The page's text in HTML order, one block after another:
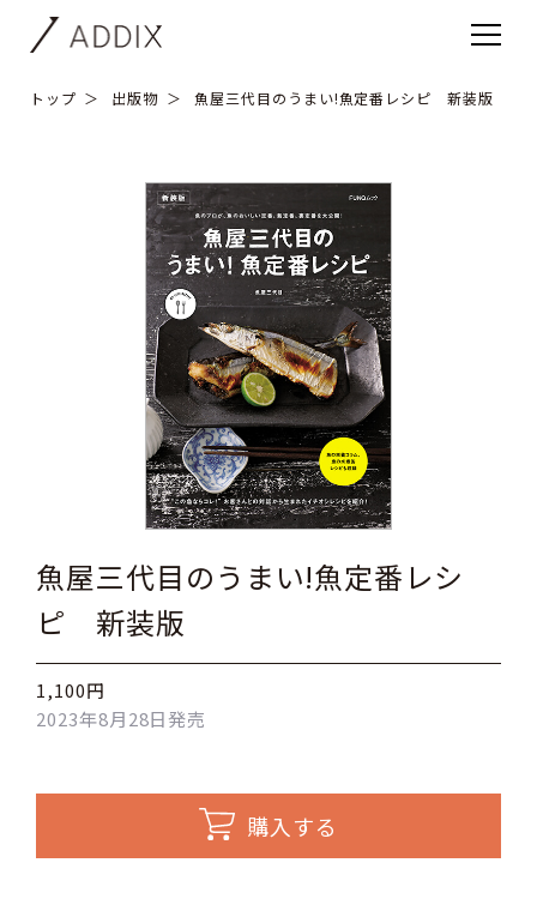
トップ 出版物 魚屋三代目のうまい!魚定番レシピ 新装版
魚屋三代目のうまい!魚定番レシ
ピ 新装版
1,100円
2023年8月28日発売
購入する